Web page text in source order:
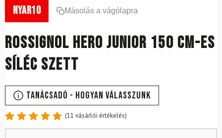
nyar10 Másolás a vágólapra
ROSSIGNOL Hero Junior 150 cm-es
síléc szett
Tanácsadó - Hogyan válasszunk
Értékelés
11
(11 vásárlói értékelés)